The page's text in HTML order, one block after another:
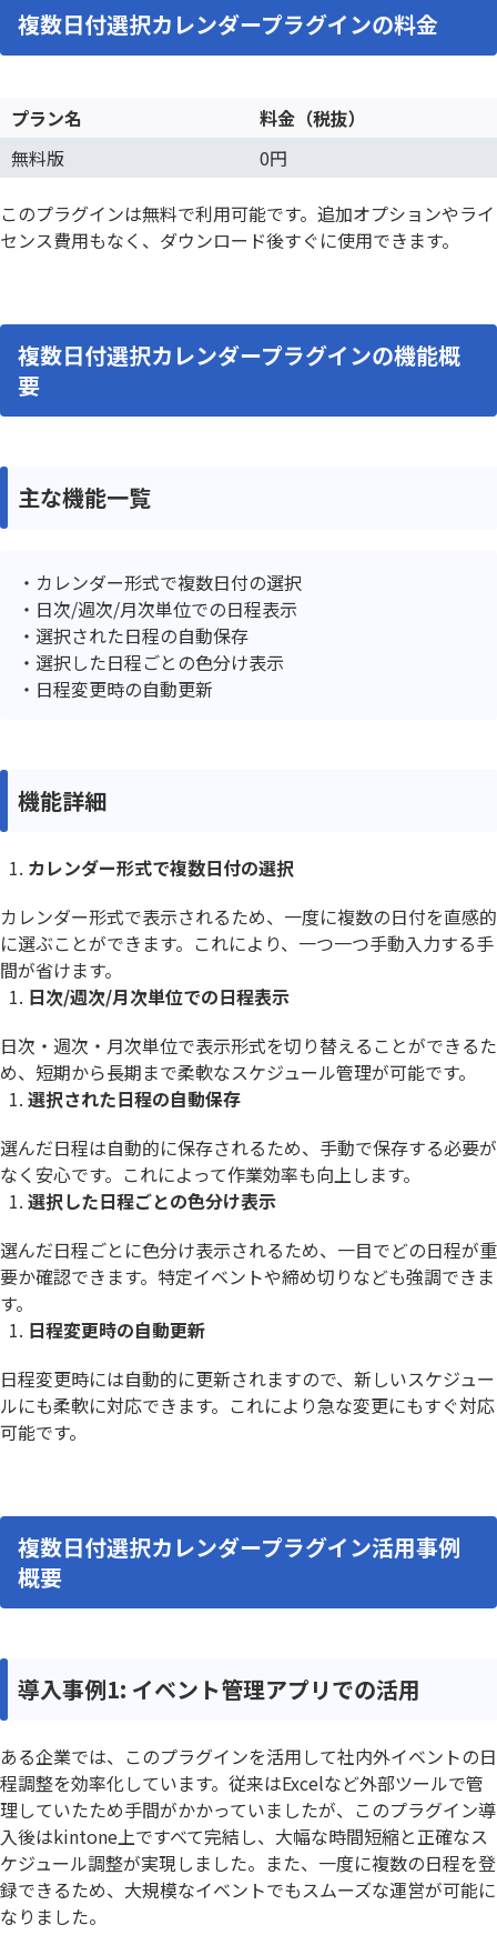
複数日付選択カレンダープラグインの料金
プラン名
料金（税抜）
無料版
0円
このプラグインは無料で利用可能です。追加オプションやライ
センス費用もなく、ダウンロード後すぐに使用できます。
複数日付選択カレンダープラグインの機能概
要
主な機能一覧
カレンダー形式で複数日付の選択
日次/週次/月次単位での日程表示
選択された日程の自動保存
選択した日程ごとの色分け表示
日程変更時の自動更新
機能詳細
カレンダー形式で複数日付の選択
カレンダー形式で表示されるため、一度に複数の日付を直感的
に選ぶことができます。これにより、一つ一つ手動入力する手
間が省けます。
日次/週次/月次単位での日程表示
日次・週次・月次単位で表示形式を切り替えることができるた
め、短期から長期まで柔軟なスケジュール管理が可能です。
選択された日程の自動保存
選んだ日程は自動的に保存されるため、手動で保存する必要が
なく安心です。これによって作業効率も向上します。
選択した日程ごとの色分け表示
選んだ日程ごとに色分け表示されるため、一目でどの日程が重
要か確認できます。特定イベントや締め切りなども強調できま
す。
日程変更時の自動更新
日程変更時には自動的に更新されますので、新しいスケジュー
ルにも柔軟に対応できます。これにより急な変更にもすぐ対応
可能です。
複数日付選択カレンダープラグイン活用事例
概要
導入事例1: イベント管理アプリでの活用
ある企業では、このプラグインを活用して社内外イベントの日
程調整を効率化しています。従来はExcelなど外部ツールで管
理していたため手間がかかっていましたが、このプラグイン導
入後はkintone上ですべて完結し、大幅な時間短縮と正確なス
ケジュール調整が実現しました。また、一度に複数の日程を登
録できるため、大規模なイベントでもスムーズな運営が可能に
なりました。